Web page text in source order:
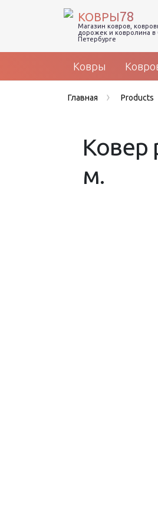
КОВРЫ78
Магазин ковров,
дорожек и ковролина в
Петербурге
Ковры
Главная › Products
Ковер
м.